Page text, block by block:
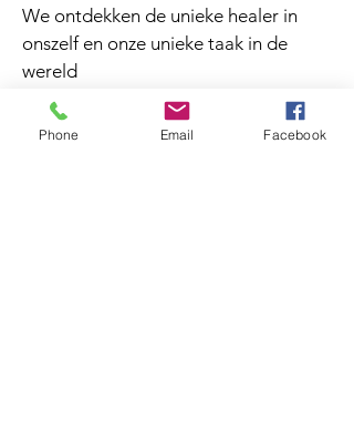
We ontdekken de unieke healer in
onszelf en onze unieke taak in de
wereld
(professioneel en stagejaar)
Phone Email Facebook